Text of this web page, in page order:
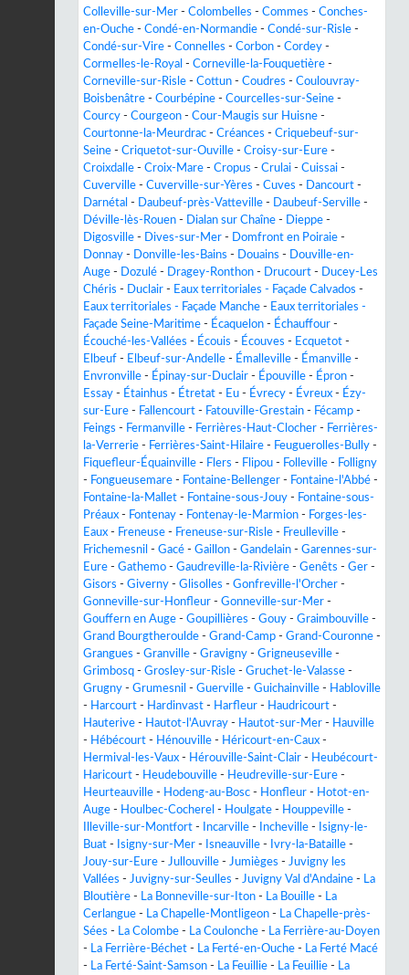
Colleville-sur-Mer - Colombelles - Commes - Conches-
en-Ouche - Condé-en-Normandie - Condé-sur-Risle -
Condé-sur-Vire - Connelles - Corbon - Cordey -
Cormelles-le-Royal - Corneville-la-Fouquetière -
Corneville-sur-Risle - Cottun - Coudres - Coulouvray-
Boisbenâtre - Courbépine - Courcelles-sur-Seine -
Courcy - Courgeon - Cour-Maugis sur Huisne -
Courtonne-la-Meurdrac - Créances - Criquebeuf-sur-
Seine - Criquetot-sur-Ouville - Croisy-sur-Eure -
Croixdalle - Croix-Mare - Cropus - Crulai - Cuissai -
Cuverville - Cuverville-sur-Yères - Cuves - Dancourt -
Darnétal - Daubeuf-près-Vatteville - Daubeuf-Serville -
Déville-lès-Rouen - Dialan sur Chaîne - Dieppe -
Digosville - Dives-sur-Mer - Domfront en Poiraie -
Donnay - Donville-les-Bains - Douains -
Douville-en-
Auge - Dozulé - Dragey-Ronthon - Drucourt -
Ducey-Les
Chéris - Duclair - Eaux territoriales - Façade Calvados -
Eaux territoriales - Façade Manche - Eaux territoriales -
Façade Seine-Maritime - Écaquelon - Échauffour -
Écouché-les-Vallées - Écouis - Écouves - Ecquetot -
Elbeuf - Elbeuf-sur-Andelle - Émalleville - Émanville -
Envronville - Épinay-sur-Duclair - Épouville - Épron -
Essay - Étainhus - Étretat - Eu - Évrecy - Évreux - Ézy-
sur-Eure - Fallencourt - Fatouville-Grestain - Fécamp -
Feings - Fermanville - Ferrières-Haut-Clocher - Ferrières-
la-Verrerie - Ferrières-Saint-Hilaire - Feuguerolles-Bully -
Fiquefleur-Équainville - Flers - Flipou - Folleville - Folligny
- Fongueusemare - Fontaine-Bellenger - Fontaine-l'Abbé -
Fontaine-la-Mallet - Fontaine-sous-Jouy - Fontaine-sous-
Préaux - Fontenay - Fontenay-le-Marmion - Forges-les-
Eaux - Freneuse - Freneuse-sur-Risle - Freulleville -
Frichemesnil - Gacé - Gaillon - Gandelain - Garennes-sur-
Eure - Gathemo - Gaudreville-la-Rivière - Genêts - Ger -
Gisors - Giverny - Glisolles - Gonfreville-l'Orcher -
Gonneville-sur-Honfleur - Gonneville-sur-Mer -
Gouffern en Auge - Goupillières - Gouy - Graimbouville -
Grand Bourgtheroulde - Grand-Camp - Grand-Couronne -
Grangues - Granville - Gravigny - Grigneuseville -
Grimbosq - Grosley-sur-Risle - Gruchet-le-Valasse -
Grugny - Grumesnil - Guerville - Guichainville - Habloville
- Harcourt - Hardinvast - Harfleur - Haudricourt -
Hauterive - Hautot-l'Auvray - Hautot-sur-Mer - Hauville
- Hébécourt - Hénouville - Héricourt-en-Caux -
Hermival-les-Vaux - Hérouville-Saint-Clair - Heubécourt-
Haricourt - Heudebouville - Heudreville-sur-Eure -
Heurteauville - Hodeng-au-Bosc - Honfleur - Hotot-en-
Auge - Houlbec-Cocherel - Houlgate - Houppeville -
Illeville-sur-Montfort - Incarville - Incheville -
Isigny-le-
Buat - Isigny-sur-Mer - Isneauville - Ivry-la-Bataille -
Jouy-sur-Eure - Jullouville - Jumièges - Juvigny les
Vallées - Juvigny-sur-Seulles - Juvigny Val d'Andaine - La
Bloutière - La Bonneville-sur-Iton - La Bouille - La
Cerlangue - La Chapelle-Montligeon - La Chapelle-près-
Sées - La Colombe - La Coulonche - La Ferrière-au-Doyen
- La Ferrière-Béchet - La Ferté-en-Ouche - La Ferté Macé
- La Ferté-Saint-Samson - La Feuillie - La Feuillie - La